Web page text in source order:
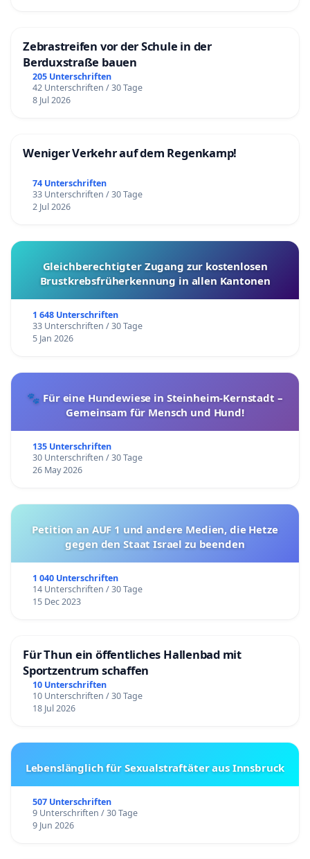
Zebrastreifen vor der Schule in der
Berduxstraße bauen
205 Unterschriften
42 Unterschriften / 30 Tage
8 Jul 2026
Weniger Verkehr auf dem Regenkamp!
74 Unterschriften
33 Unterschriften / 30 Tage
2 Jul 2026
Gleichberechtigter Zugang zur kostenlosen
Brustkrebsfrüherkennung in allen Kantonen
1 648 Unterschriften
33 Unterschriften / 30 Tage
5 Jan 2026
🐾 Für eine Hundewiese in Steinheim-Kernstadt –
Gemeinsam für Mensch und Hund!
135 Unterschriften
30 Unterschriften / 30 Tage
26 May 2026
Petition an AUF 1 und andere Medien, die Hetze
gegen den Staat Israel zu beenden
1 040 Unterschriften
14 Unterschriften / 30 Tage
15 Dec 2023
Für Thun ein öffentliches Hallenbad mit
Sportzentrum schaffen
10 Unterschriften
10 Unterschriften / 30 Tage
18 Jul 2026
Lebenslänglich für Sexualstraftäter aus Innsbruck
507 Unterschriften
9 Unterschriften / 30 Tage
9 Jun 2026